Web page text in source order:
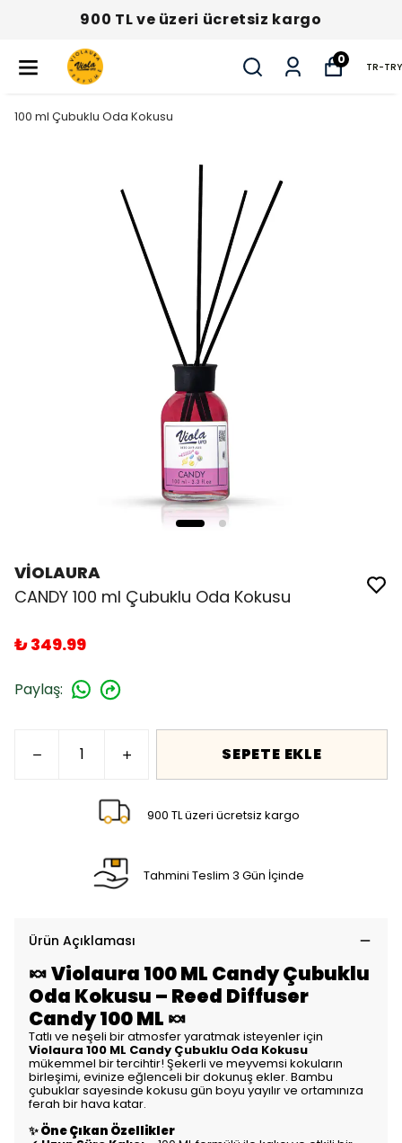
900 TL ve üzeri ücretsiz kargo
0
TR-TRY
100 ml Çubuklu Oda Kokusu
VİOLAURA
CANDY 100 ml Çubuklu Oda Kokusu
₺ 349.99
Paylaş:
SEPETE EKLE
900 TL üzeri ücretsiz kargo
Tahmini Teslim 3 Gün İçinde
Ürün Açıklaması
🍬 Violaura 100 ML Candy Çubuklu
Oda Kokusu – Reed Diffuser
Candy 100 ML 🍬
Tatlı ve neşeli bir atmosfer yaratmak isteyenler için
Violaura 100 ML Candy Çubuklu Oda Kokusu
mükemmel bir tercihtir! Şekerli ve meyvemsi kokuların
birleşimi, evinize eğlenceli bir dokunuş ekler. Bambu
çubuklar sayesinde kokusu gün boyu yayılır ve ortamınıza
ferah bir hava katar.
✨ Öne Çıkan Özellikler